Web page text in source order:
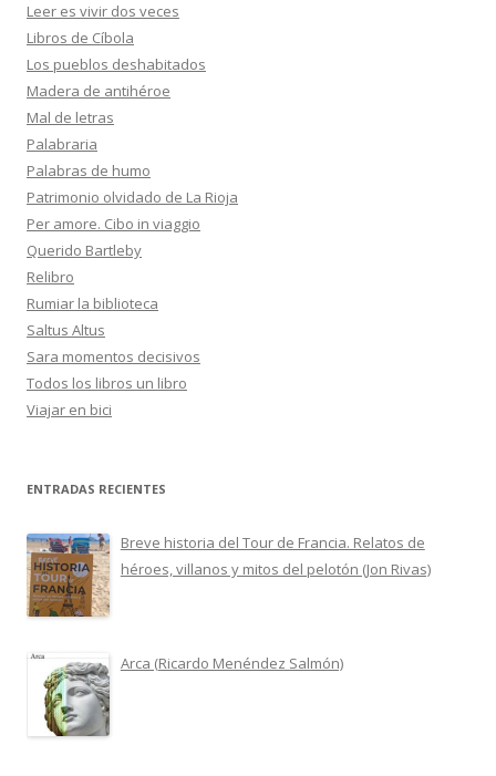
Leer es vivir dos veces
Libros de Cíbola
Los pueblos deshabitados
Madera de antihéroe
Mal de letras
Palabraria
Palabras de humo
Patrimonio olvidado de La Rioja
Per amore. Cibo in viaggio
Querido Bartleby
Relibro
Rumiar la biblioteca
Saltus Altus
Sara momentos decisivos
Todos los libros un libro
Viajar en bici
ENTRADAS RECIENTES
Breve historia del Tour de Francia. Relatos de
héroes, villanos y mitos del pelotón (Jon Rivas)
Arca (Ricardo Menéndez Salmón)